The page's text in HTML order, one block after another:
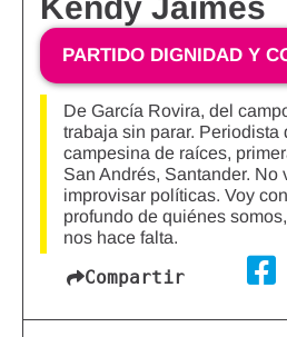
Kendy Jaimes
PARTIDO DIGNIDAD Y
De García Rovira, del
trabaja sin parar. Periodista
campesina de raíces,
San Andrés, Santander. No
improvisar políticas. Voy
profundo de quiénes
nos hace falta.
Compartir